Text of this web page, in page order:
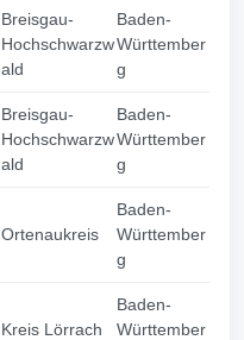
Breisgau-
Hochschwarzw
ald
Baden-
Württember
g
Breisgau-
Hochschwarzw
ald
Baden-
Württember
g
Ortenaukreis
Baden-
Württember
g
Kreis Lörrach
Baden-
Württember